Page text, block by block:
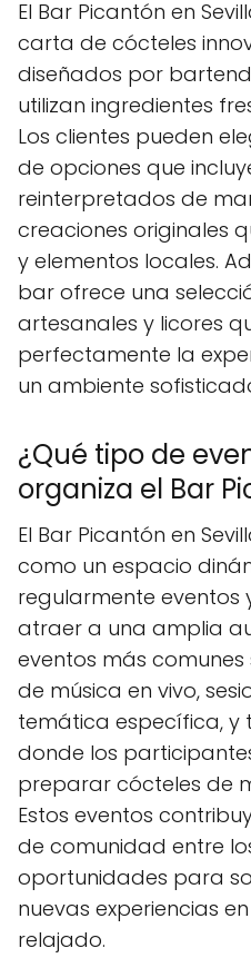
El Bar Picantón en
carta de cócteles
diseñados por
utilizan ingredientes
Los clientes pueden
de opciones que
reinterpretados de
creaciones originales
y elementos locales.
bar ofrece una
artesanales y licores
perfectamente la
un ambiente
¿Qué tipo de
organiza el Bar
El Bar Picantón en
como un espacio
regularmente
atraer a una amplia
eventos más
de música en vivo,
temática específica, y
donde los
preparar cócteles de
Estos eventos
de comunidad entre
oportunidades para
nuevas experiencias
relajado.